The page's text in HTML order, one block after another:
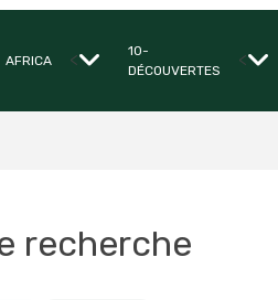
AFRICA <
10-
DÉCOUVERTES
<
recherche